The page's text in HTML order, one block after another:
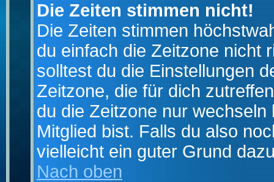
Die Zeiten stimmen nicht!
Die Zeiten stimmen
du einfach die Zeitzone nicht
solltest du die Einstellungen
Zeitzone, die für dich
du die Zeitzone nur
Mitglied bist. Falls du also
vielleicht ein guter Grund
Nach oben